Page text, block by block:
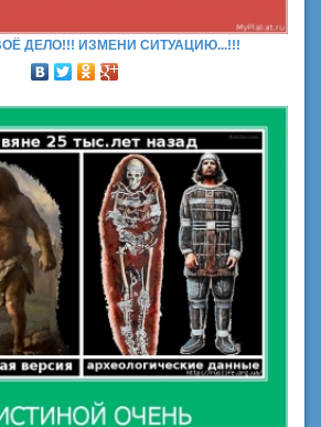
ДЕЛО!!! ИЗМЕНИ СИТУАЦИЮ...!!!